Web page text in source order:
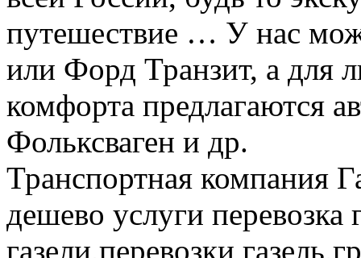
путешествие … У нас
или Форд Транзит, а для
комфорта предлагаются
Фольксваген и др.
Транспортная компания
дешево услуги перевозка
газели,перевозки